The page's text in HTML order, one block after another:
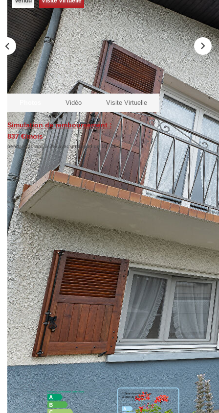
Biens Vendus
ESTIMER
LOUER
Nos Annonces
Louer Avec Okey
Dossier De Candidature
FAIRE GÉRER
SYNDIC
Nos Agences
Notre Équipe
Nos Partenaires
Nous Rejoindre
Nos Actualités Immo
Nous Contacter
ESPACE CLIENT
Espace Client Saint-Flour (VDS Immobilier)
Espace Client Aurillac (AGI)
Espace Dossier Location
Simulation de remboursement :
837 €/mois
pendant 20 ans à 3% avec un apport de 16 765 €
Vidéo Visite Virtuelle
Description
Réf : 9548
A 10 min Sud ISSOIRE, sur la commune de
CHARBONNIER LES MINES, dans un quartier résidentiel ,
tout proche de l'accès autoroute, venez découvrir cette
charmante maison en excellent état, offrant 3 chambres,
une cuisine équipée, un séjour double avec cheminée.
Vous profiterez également d'un sous-sol complet avec
double garage, une petite cuisine d'été, une chaufferie, 2
pièces et un wc. Son jardin de 540 m² clos avec une belle
exposition. A ne pas manquez!!
**Honoraires à la charge du vendeur
Nos honoraires Nous contacter
Diagnostics énergétiques